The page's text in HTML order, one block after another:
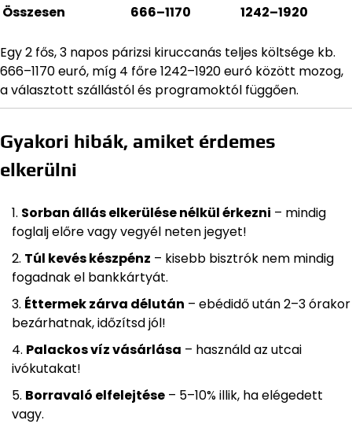
Összesen
666–1170 1242–1920
Egy 2 fős, 3 napos párizsi kiruccanás teljes költsége kb.
666–1170 euró, míg 4 főre 1242–1920 euró között mozog,
a választott szállástól és programoktól függően.
Gyakori hibák, amiket érdemes
elkerülni
Sorban állás elkerülése nélkül érkezni – mindig
foglalj előre vagy vegyél neten jegyet!
Túl kevés készpénz – kisebb bisztrók nem mindig
fogadnak el bankkártyát.
Éttermek zárva délután – ebédidő után 2–3 órakor
bezárhatnak, időzítsd jól!
Palackos víz vásárlása – használd az utcai
ivókutakat!
Borravaló elfelejtése – 5–10% illik, ha elégedett
vagy.